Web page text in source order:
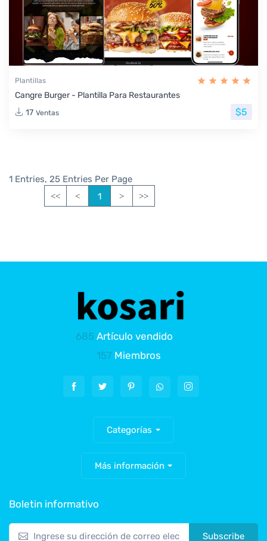
Plantillas
Cangre Burger - Plantilla Para Restaurantes
17 Ventas $5
1 Entries, 25 Entries Per Page
<< < 1 > >>
685 Artículo vendido
157 Miembros
Categorías
Más información
Boletin informativo
Subscribe